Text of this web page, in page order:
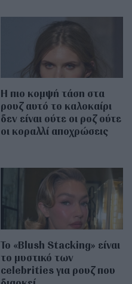
Η πιο κομψή τάση στα
ρουζ αυτό το καλοκαίρι
δεν είναι ούτε οι ροζ ούτε
οι κοραλλί αποχρώσεις
Το «Blush Stacking» είναι
το μυστικό των
celebrities για ρουζ που